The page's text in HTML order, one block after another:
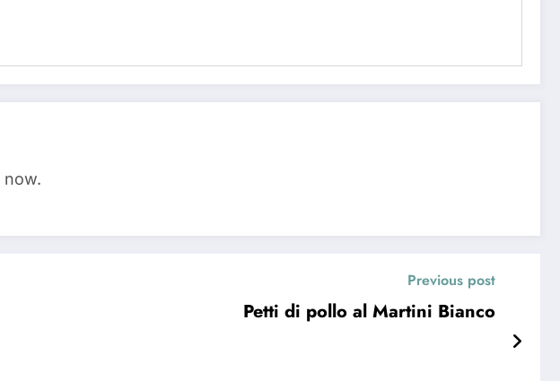
now.
Previous post
Petti di pollo al Martini Bianco